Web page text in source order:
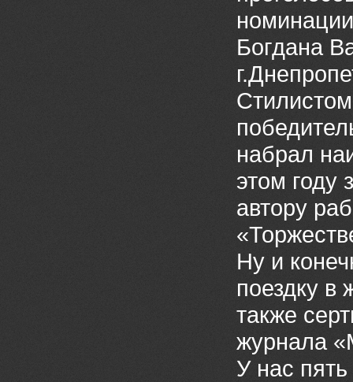
Богдана
набрал
этом году
автору
Ну и
поездку в
также
журнала
У нас